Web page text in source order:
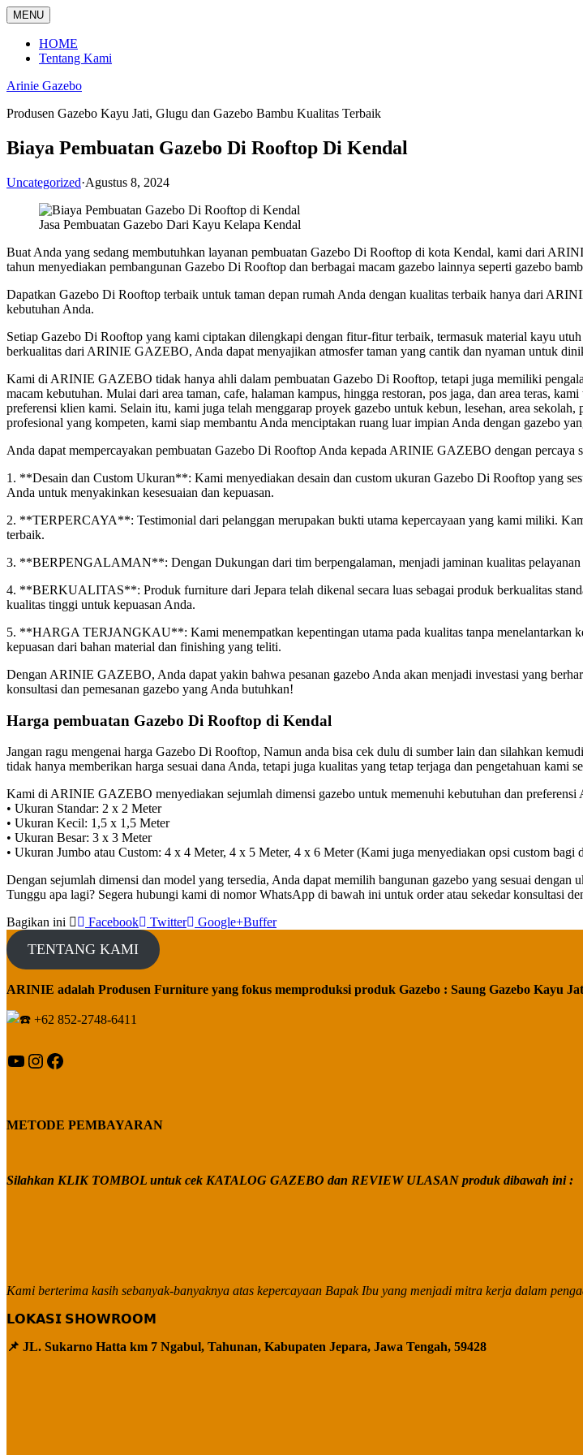
Langsung
ke
konten
MENU
HOME
Tentang Kami
Arinie Gazebo
Produsen Gazebo Kayu Jati, Glugu dan Gazebo Bambu Kualitas Terbaik
Biaya Pembuatan Gazebo Di Rooftop Di Kendal
Uncategorized·Agustus 8, 2024
Jasa Pembuatan Gazebo Dari Kayu Kelapa Kendal
Buat Anda yang sedang membutuhkan layanan pembuatan Gazebo Di Rooftop di kota Kendal, kami dari
tahun menyediakan pembangunan Gazebo Di Rooftop dan berbagai macam gazebo lainnya seperti gazebo
Dapatkan Gazebo Di Rooftop terbaik untuk taman depan rumah Anda dengan kualitas terbaik hanya dari
kebutuhan Anda.
Setiap Gazebo Di Rooftop yang kami ciptakan dilengkapi dengan fitur-fitur terbaik, termasuk material kayu
berkualitas dari ARINIE GAZEBO, Anda dapat menyajikan atmosfer taman yang cantik dan nyaman untuk
Kami di ARINIE GAZEBO tidak hanya ahli dalam pembuatan Gazebo Di Rooftop, tetapi juga memiliki
macam kebutuhan. Mulai dari area taman, cafe, halaman kampus, hingga restoran, pos jaga, dan area teras,
preferensi klien kami. Selain itu, kami juga telah menggarap proyek gazebo untuk kebun, lesehan, area
profesional yang kompeten, kami siap membantu Anda menciptakan ruang luar impian Anda dengan gazebo
Anda dapat mempercayakan pembuatan Gazebo Di Rooftop Anda kepada ARINIE GAZEBO dengan
1. **Desain dan Custom Ukuran**: Kami menyediakan desain dan custom ukuran Gazebo Di Rooftop yang
Anda untuk menyakinkan kesesuaian dan kepuasan.
2. **TERPERCAYA**: Testimonial dari pelanggan merupakan bukti utama kepercayaan yang kami miliki.
terbaik.
3. **BERPENGALAMAN**: Dengan Dukungan dari tim berpengalaman, menjadi jaminan kualitas pelayanan
4. **BERKUALITAS**: Produk furniture dari Jepara telah dikenal secara luas sebagai produk berkualitas
kualitas tinggi untuk kepuasan Anda.
5. **HARGA TERJANGKAU**: Kami menempatkan kepentingan utama pada kualitas tanpa menelantarkan
kepuasan dari bahan material dan finishing yang teliti.
Dengan ARINIE GAZEBO, Anda dapat yakin bahwa pesanan gazebo Anda akan menjadi investasi yang
konsultasi dan pemesanan gazebo yang Anda butuhkan!
Harga pembuatan Gazebo Di Rooftop di Kendal
Jangan ragu mengenai harga Gazebo Di Rooftop, Namun anda bisa cek dulu di sumber lain dan silahkan
tidak hanya memberikan harga sesuai dana Anda, tetapi juga kualitas yang tetap terjaga dan pengetahuan kami
Kami di ARINIE GAZEBO menyediakan sejumlah dimensi gazebo untuk memenuhi kebutuhan dan preferensi
• Ukuran Standar: 2 x 2 Meter
• Ukuran Kecil: 1,5 x 1,5 Meter
• Ukuran Besar: 3 x 3 Meter
• Ukuran Jumbo atau Custom: 4 x 4 Meter, 4 x 5 Meter, 4 x 6 Meter (Kami juga menyediakan opsi custom
Dengan sejumlah dimensi dan model yang tersedia, Anda dapat memilih bangunan gazebo yang sesuai dengan
Tunggu apa lagi? Segera hubungi kami di nomor WhatsApp di bawah ini untuk order atau sekedar konsultasi
Bagikan ini
Facebook Twitter Google+Buffer
TENTANG KAMI
ARINIE adalah Produsen Furniture yang fokus memproduksi produk Gazebo : Saung Gazebo Kayu
+62 852-2748-6411
YouTube
Instagram
Facebook
METODE PEMBAYARAN
Silahkan KLIK TOMBOL untuk cek KATALOG GAZEBO dan REVIEW ULASAN produk dibawah ini :
Kami berterima kasih sebanyak-banyaknya atas kepercayaan Bapak Ibu yang menjadi mitra kerja dalam
𝗟𝗢𝗞𝗔𝗦𝗜 𝗦𝗛𝗢𝗪𝗥𝗢𝗢𝗠
📌 JL. Sukarno Hatta km 7 Ngabul, Tahunan, Kabupaten Jepara, Jawa Tengah, 59428